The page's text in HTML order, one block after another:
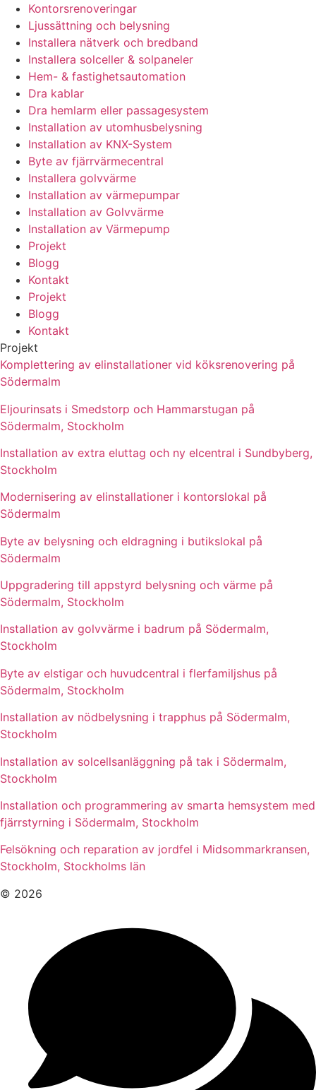
Kontorsrenoveringar
Ljussättning och belysning
Installera nätverk och bredband
Installera solceller & solpaneler
Hem- & fastighetsautomation
Dra kablar
Dra hemlarm eller passagesystem
Installation av utomhusbelysning
Installation av KNX-System
Byte av fjärrvärmecentral
Installera golvvärme
Installation av värmepumpar
Installation av Golvvärme
Installation av Värmepump
Projekt
Blogg
Kontakt
Projekt
Blogg
Kontakt
Projekt
Komplettering av elinstallationer vid köksrenovering på
Södermalm
Eljourinsats i Smedstorp och Hammarstugan på
Södermalm, Stockholm
Installation av extra eluttag och ny elcentral i Sundbyberg,
Stockholm
Modernisering av elinstallationer i kontorslokal på
Södermalm
Byte av belysning och eldragning i butikslokal på
Södermalm
Uppgradering till appstyrd belysning och värme på
Södermalm, Stockholm
Installation av golvvärme i badrum på Södermalm,
Stockholm
Byte av elstigar och huvudcentral i flerfamiljshus på
Södermalm, Stockholm
Installation av nödbelysning i trapphus på Södermalm,
Stockholm
Installation av solcellsanläggning på tak i Södermalm,
Stockholm
Installation och programmering av smarta hemsystem med
fjärrstyrning i Södermalm, Stockholm
Felsökning och reparation av jordfel i Midsommarkransen,
Stockholm, Stockholms län
© 2026